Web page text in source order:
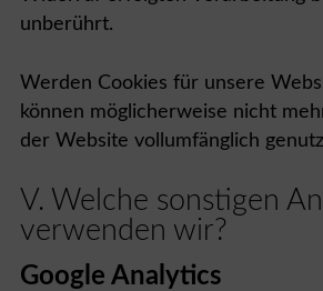
unberührt.
Werden Cookies für unsere
können möglicherweise nicht
der Website vollumfänglich
V. Welche sonstigen
verwenden wir?
Google Analytics